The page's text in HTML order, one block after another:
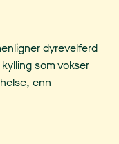
dyrevelferd
som vokser
enn